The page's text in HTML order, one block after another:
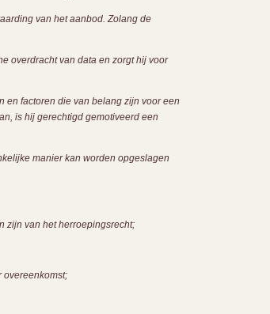
van het aanbod. Zolang de
overdracht van data en zorgt hij voor
en factoren die van belang zijn voor een
is hij gerechtigd gemotiveerd een
manier kan worden opgeslagen
zijn van het herroepingsrecht;
overeenkomst;